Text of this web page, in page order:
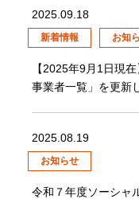
2025.09.18
新着情報 お知
【2025年9月1日現
事業者一覧」を更新
2025.08.19
お知らせ
令和７年度ソーシャ